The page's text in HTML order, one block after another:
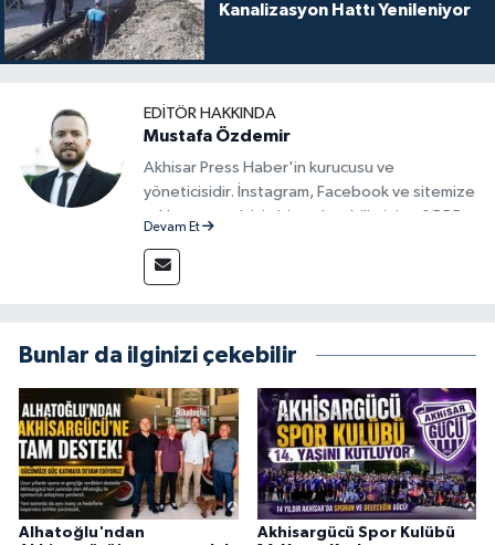
Kanalizasyon Hattı Yenileniyor
EDITÖR HAKKINDA
Mustafa Özdemir
Akhisar Press Haber'in kurucusu ve
yöneticisidir. İnstagram, Facebook ve sitemize
reklam vermek için bize ulaşabilirsiniz - 0555
Devam Et
Bunlar da ilginizi çekebilir
Alhatoğlu'ndan
Akhisargücü Spor Kulübü